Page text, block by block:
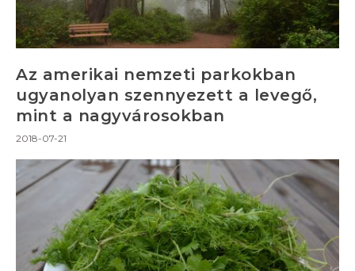
Az amerikai nemzeti parkokban
ugyanolyan szennyezett a levegő,
mint a nagyvárosokban
2018-07-21